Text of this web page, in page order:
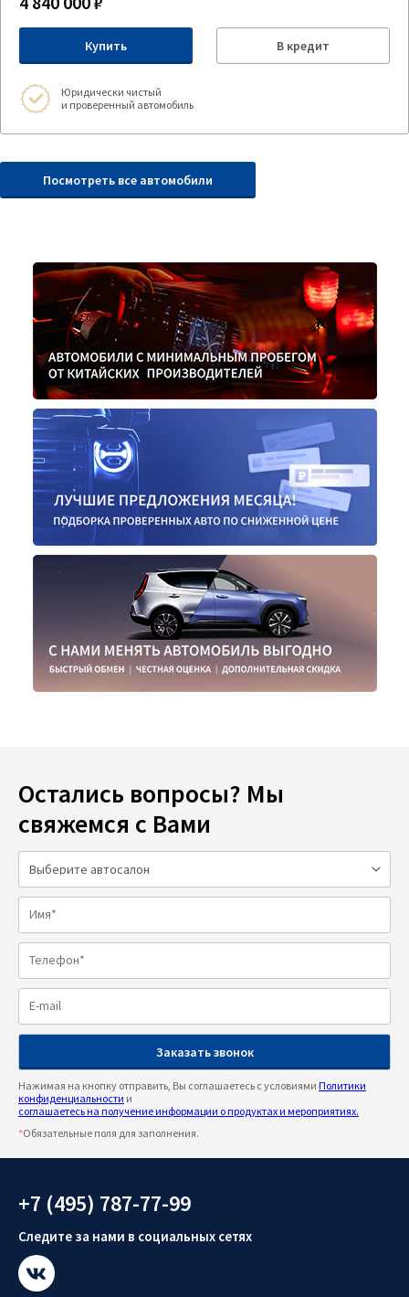
Купить В кредит
Юридически чистый
и проверенный автомобиль
Посмотреть все автомобили
Остались вопросы? Мы
свяжемся с Вами
Нажимая на кнопку отправить, Вы соглашаетесь с условиями Политики
конфиденциальности и
соглашаетесь на получение информации о продуктах и мероприятиях.
*Обязательные поля для заполнения.
+7 (495) 787-77-99
Следите за нами в социальных сетях